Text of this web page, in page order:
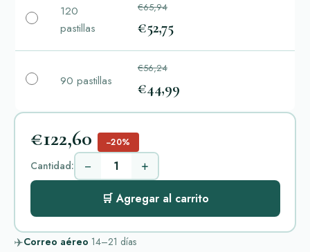
120
pastillas
€65,94
€52,75
90 pastillas
€56,24
€44,99
€122,60 −20%
Cantidad: − +
🛒 Agregar al carrito
✈️Correo aéreo 14–21 días